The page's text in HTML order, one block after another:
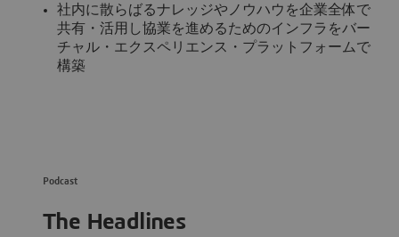
社内に散らばるナレッジやノウハウを企業全体で
共有・活用し協業を進めるためのインフラをバー
チャル・エクスペリエンス・プラットフォームで
構築
Podcast
The Headlines